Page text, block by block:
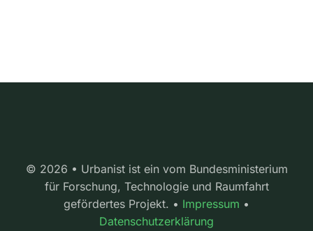
© 2026 • Urbanist ist ein vom Bundesministerium
für Forschung, Technologie und Raumfahrt
gefördertes Projekt. • Impressum •
Datenschutzerklärung